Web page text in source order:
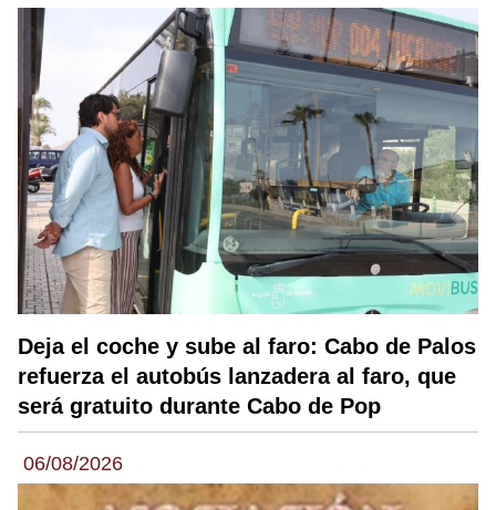
Deja el coche y sube al faro: Cabo de Palos
refuerza el autobús lanzadera al faro, que
será gratuito durante Cabo de Pop
06/08/2026